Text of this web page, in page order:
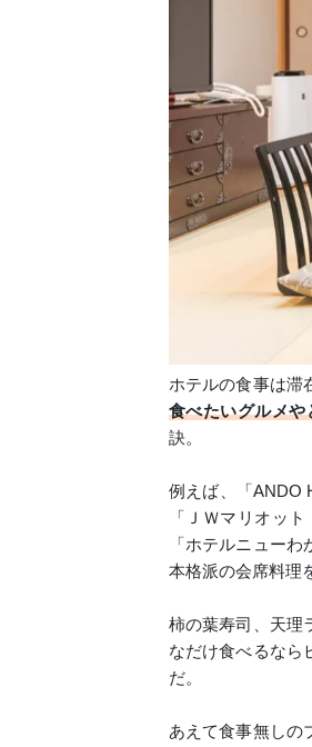
ホテルの食事は滞
食べたいグルメ
訣。
例えば、「ANDO
「ＪＷマリオッ
「ホテルニュー
本格派の会席料理
柿の葉寿司、天理
なだけ食べるなら
だ。
あえて食事無しの